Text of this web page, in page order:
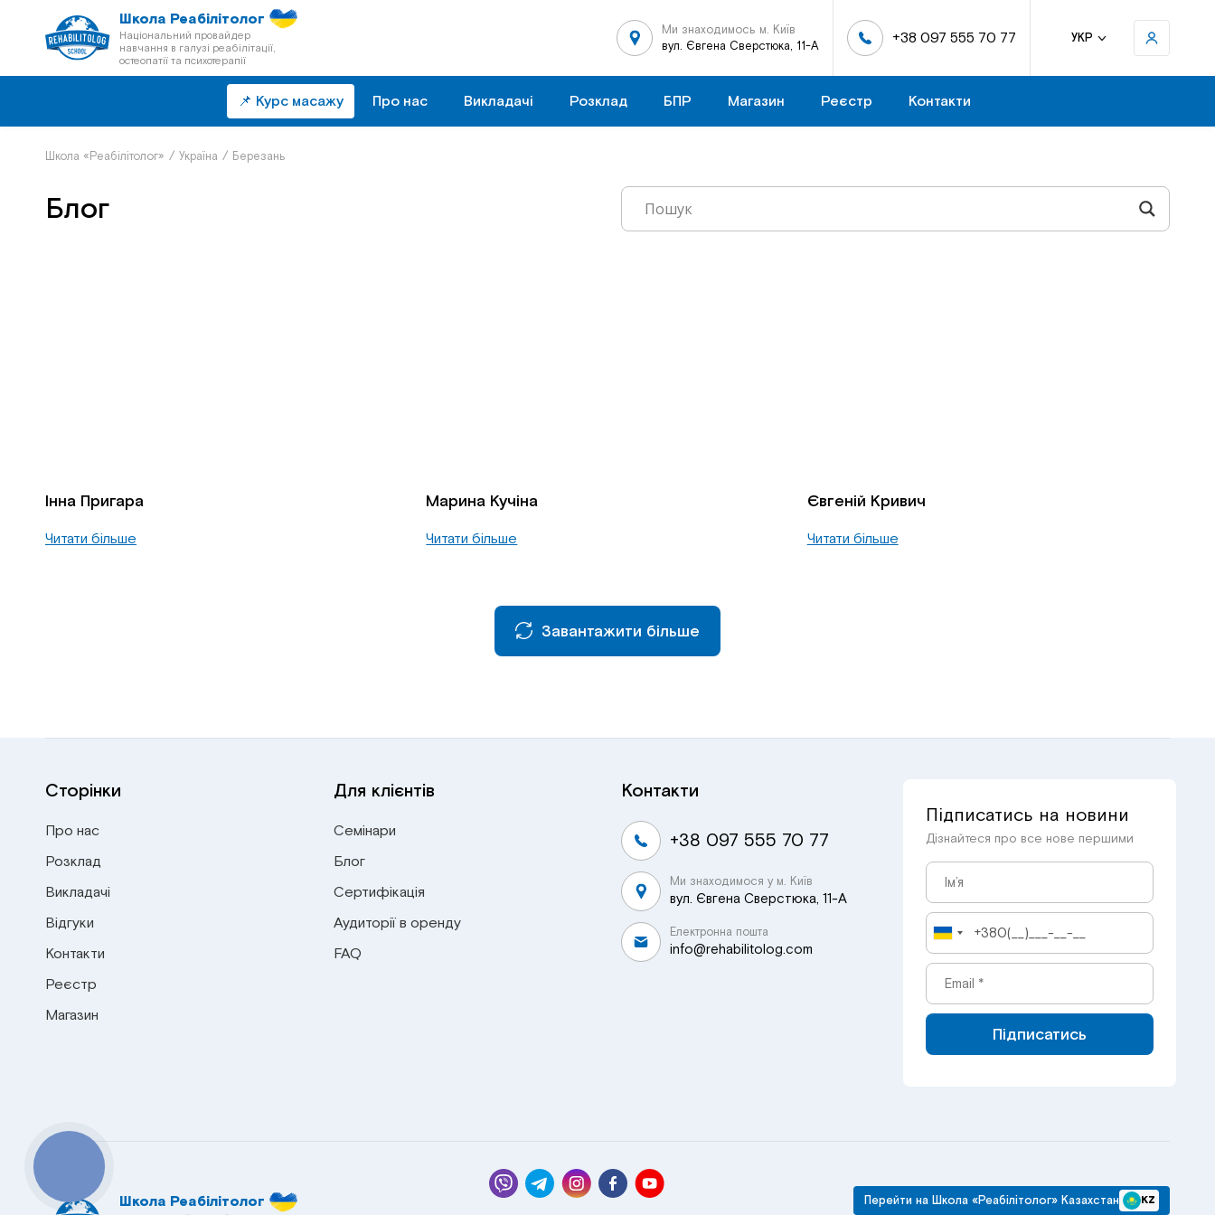
Школа Реабілітолог
Національний провайдер
навчання в галузі реабілітації,
остеопатії та психотерапії
Ми знаходимось м. Київ
вул. Євгена Сверстюка, 11-А
+38 097 555 70 77 УКР
📌 Курс масажу Про нас Викладачі Розклад БПР Магазин Реєстр Контакти
Школа «Реабілітолог» / Україна / Березань
Блог
Інна Пригара
Читати більше
Марина Кучіна
Читати більше
Євгеній Кривич
Читати більше
Завантажити більше
Сторінки
Про нас
Розклад
Викладачі
Відгуки
Контакти
Реєстр
Магазин
Для клієнтів
Семінари
Блог
Сертифікація
Аудиторії в оренду
FAQ
Контакти
+38 097 555 70 77
Ми знаходимося у м. Київ
вул. Євгена Сверстюка, 11-А
Електронна пошта
info@rehabilitolog.com
Підписатись на новини
Дізнайтеся про все нове першими
Підписатись
Школа Реабілітолог Перейти на Школа «Реабілітолог» Казахстан KZ